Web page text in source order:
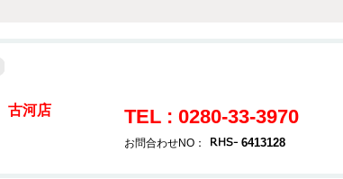
古河店 TEL : 0280-33-3970
お問合わせNO： 6413128